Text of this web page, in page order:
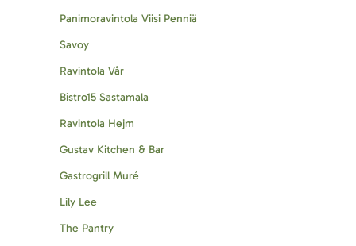
Panimoravintola Viisi Penniä
Savoy
Ravintola Vår
Bistro15 Sastamala
Ravintola Hejm
Gustav Kitchen & Bar
Gastrogrill Muré
Lily Lee
The Pantry